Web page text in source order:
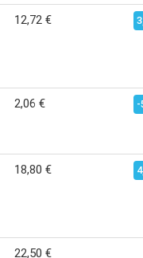
12,72 €
2,06 € -
18,80 €
22,50 €